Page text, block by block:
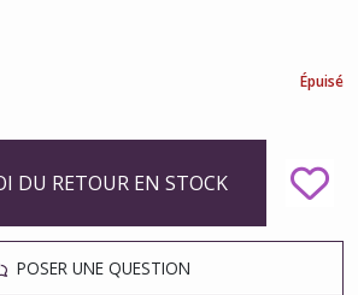
Épuisé
DU RETOUR EN STOCK
POSER UNE QUESTION